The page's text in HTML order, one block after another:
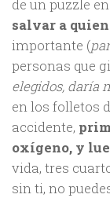
de un puzzle
salvar a
importante (
personas que
elegidos, daría
en los folletos
accidente,
oxígeno, y
vida, tres
sin ti, no